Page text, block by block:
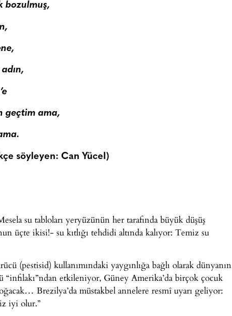
bozulmuş,
geçtim ama,
söyleyen: Can Yücel)
su tabloları yeryüzünün her tarafında büyük düşüş
üçte ikisi!- su kıtlığı tehdidi altında kalıyor: Temiz su
(pestisid) kullanımındaki yaygınlığa bağlı olarak dünyanın
etkileniyor, Güney Amerika’da birçok çocuk
Brezilya’da müstakbel annelere resmî uyarı geliyor:
iyi olur.”